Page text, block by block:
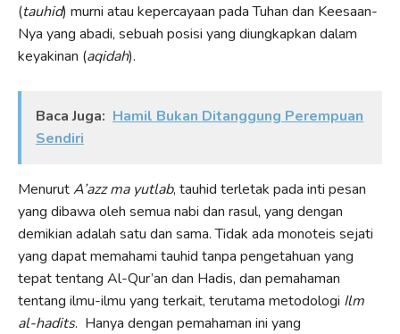
(tauhid) murni atau kepercayaan pada Tuhan dan Keesaan-
Nya yang abadi, sebuah posisi yang diungkapkan dalam
keyakinan (aqidah).
Baca Juga: Hamil Bukan Ditanggung Perempuan
Sendiri
MenurutA’azz ma yutlab, tauhid terletak pada inti pesan
yang dibawa oleh semua nabi dan rasul, yang dengan
demikian adalah satu dan sama. Tidak ada monoteis sejati
yang dapat memahami tauhid tanpa pengetahuan yang
tepat tentang Al-Qur’an dan Hadis, dan pemahaman
tentang ilmu-ilmu yang terkait, terutama metodologi Ilm
al-hadits. Hanya dengan pemahaman ini yang